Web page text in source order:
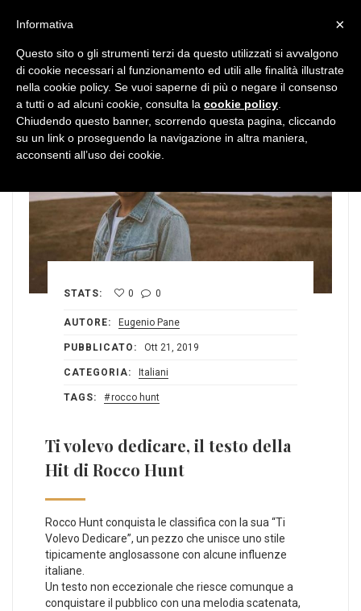
STATS: 0 0
AUTORE: Eugenio Pane
PUBBLICATO: Ott 21, 2019
CATEGORIA: Italiani
TAGS: rocco hunt
Ti volevo dedicare, il testo della
Hit di Rocco Hunt
Rocco Hunt conquista le classifica con la sua “Ti
Volevo Dedicare”, un pezzo che unisce uno stile
tipicamente anglosassone con alcune influenze
italiane.
Un testo non eccezionale che riesce comunque a
conquistare il pubblico con una melodia scatenata,
×
Informativa
Questo sito o gli strumenti terzi da questo utilizzati si avvalgono
di cookie necessari al funzionamento ed utili alle finalità illustrate
nella cookie policy. Se vuoi saperne di più o negare il consenso
a tutti o ad alcuni cookie, consulta la cookie policy
Chiudendo questo banner, scorrendo questa pagina, cliccando
su un link o proseguendo la navigazione in altra maniera,
acconsenti all’uso dei cookie.